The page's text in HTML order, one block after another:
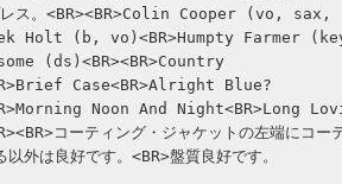
プレス。<BR><BR>Colin Cooper (vo, sax,
Holt (b, vo)<BR>Humpty Farmer
(ds)<BR><BR>Country
Case<BR>Alright Blue?
Noon And Night<BR>Long
コーティング・ジャケットの左端にコー
外は良好です。<BR>盤質良好です。